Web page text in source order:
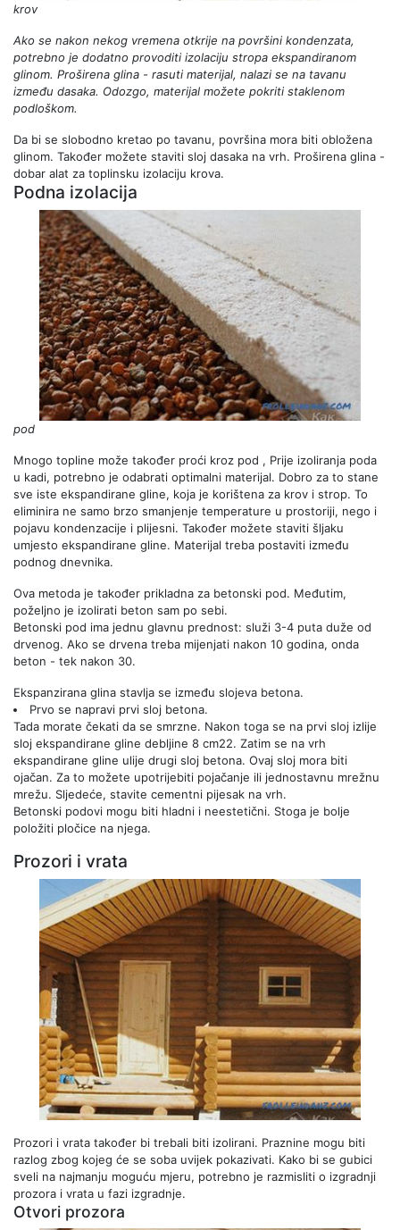
krov
Ako se nakon nekog vremena otkrije na površini kondenzata,
potrebno je dodatno provoditi izolaciju stropa ekspandiranom
glinom. Proširena glina - rasuti materijal, nalazi se na tavanu
između dasaka. Odozgo, materijal možete pokriti staklenom
podloškom.
Da bi se slobodno kretao po tavanu, površina mora biti obložena
glinom. Također možete staviti sloj dasaka na vrh. Proširena glina -
dobar alat za toplinsku izolaciju krova.
Podna izolacija
pod
Mnogo topline može također proći kroz pod , Prije izoliranja poda
u kadi, potrebno je odabrati optimalni materijal. Dobro za to stane
sve iste ekspandirane gline, koja je korištena za krov i strop. To
eliminira ne samo brzo smanjenje temperature u prostoriji, nego i
pojavu kondenzacije i plijesni. Također možete staviti šljaku
umjesto ekspandirane gline. Materijal treba postaviti između
podnog dnevnika.
Ova metoda je također prikladna za betonski pod. Međutim,
poželjno je izolirati beton sam po sebi.
Betonski pod ima jednu glavnu prednost: služi 3-4 puta duže od
drvenog. Ako se drvena treba mijenjati nakon 10 godina, onda
beton - tek nakon 30.
Ekspanzirana glina stavlja se između slojeva betona.
Prvo se napravi prvi sloj betona.
Tada morate čekati da se smrzne. Nakon toga se na prvi sloj izlije
sloj ekspandirane gline debljine 8 cm22. Zatim se na vrh
ekspandirane gline ulije drugi sloj betona. Ovaj sloj mora biti
ojačan. Za to možete upotrijebiti pojačanje ili jednostavnu mrežnu
mrežu. Sljedeće, stavite cementni pijesak na vrh.
Betonski podovi mogu biti hladni i neestetični. Stoga je bolje
položiti pločice na njega.
Prozori i vrata
Prozori i vrata također bi trebali biti izolirani. Praznine mogu biti
razlog zbog kojeg će se soba uvijek pokazivati. Kako bi se gubici
sveli na najmanju moguću mjeru, potrebno je razmisliti o izgradnji
prozora i vrata u fazi izgradnje.
Otvori prozora